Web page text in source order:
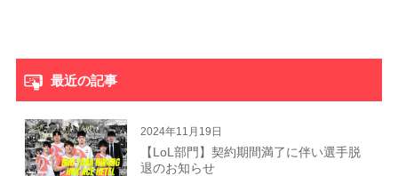
最近の記事
2024年11月19日
【LoL部門】契約期間満了に伴い選手脱
退のお知らせ